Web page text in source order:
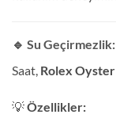
🔹 Su
Saat, Rolex Oyster
💡Özellikler: